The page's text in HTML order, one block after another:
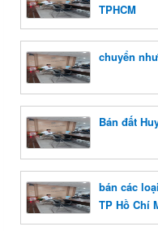
TPHCM
chuyển
Bán đất
bán các
TP Hồ Chí